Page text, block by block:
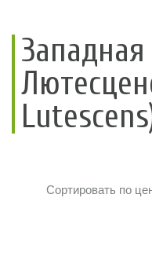
Сортировать по